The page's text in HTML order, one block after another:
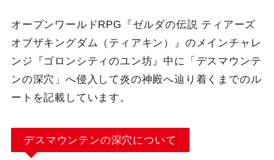
オープンワールドRPG『ゼルダの伝説 ティアーズ
オブザキングダム（ティアキン）』のメインチャレ
ンジ『ゴロンシティのユン坊』中に「デスマウンテ
ンの深穴」へ侵入して炎の神殿へ辿り着くまでのル
ートを記載しています。
デスマウンテンの深穴について